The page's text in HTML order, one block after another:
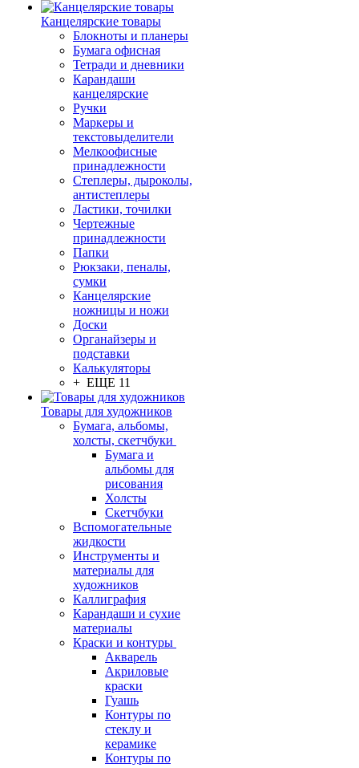
Канцелярские товары
Блокноты и планеры
Бумага офисная
Тетради и дневники
Карандаши
канцелярские
Ручки
Маркеры и
текстовыделители
Мелкоофисные
принадлежности
Степлеры, дыроколы,
антистеплеры
Ластики, точилки
Чертежные
принадлежности
Папки
Рюкзаки, пеналы,
сумки
Канцелярские
ножницы и ножи
Доски
Органайзеры и
подставки
Калькуляторы
+ ЕЩЕ 11
Товары для художников
Бумага, альбомы,
холсты, скетчбуки
Бумага и
альбомы для
рисования
Холсты
Скетчбуки
Вспомогательные
жидкости
Инструменты и
материалы для
художников
Каллиграфия
Карандаши и сухие
материалы
Краски и контуры
Акварель
Акриловые
краски
Гуашь
Контуры по
стеклу и
керамике
Контуры по